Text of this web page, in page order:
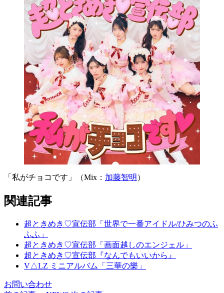
「私がチョコです」（Mix： 加藤智明 ）
関連記事
超ときめき♡宣伝部「世界で一番アイドル/ひみつのふ
ふふ」
超ときめき♡宣伝部「画面越しのエンジェル」
超ときめき♡宣伝部『なんでもいいから』
V△LZ ミニアルバム「三華の樂」
お問い合わせ